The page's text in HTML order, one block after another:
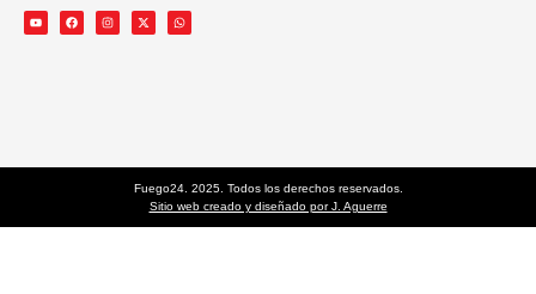
Fuego24. 2025. Todos los derechos reservados.
Sitio web creado y diseñado por J. Aguerre